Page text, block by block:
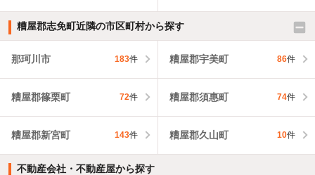
糟屋郡志免町近隣の市区町村から探す
那珂川市 183件 糟屋郡宇美町 86件
糟屋郡篠栗町 72件 糟屋郡須惠町 74件
糟屋郡新宮町 143件 糟屋郡久山町 10件
不動産会社・不動産屋から探す